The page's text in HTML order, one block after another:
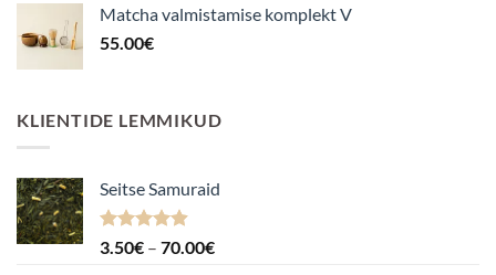
Matcha valmistamise komplekt V
55.00€
KLIENTIDE LEMMIKUD
Seitse Samuraid
Hinnanguga
3.50€ – 70.00€Hinnavahemik: